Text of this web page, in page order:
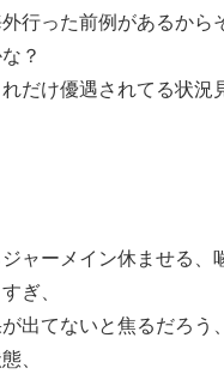
行った前例があるから
？
だけ優遇されてる状況
ャーメイン休ませる、
ぎ、
出てないと焦るだろう
、